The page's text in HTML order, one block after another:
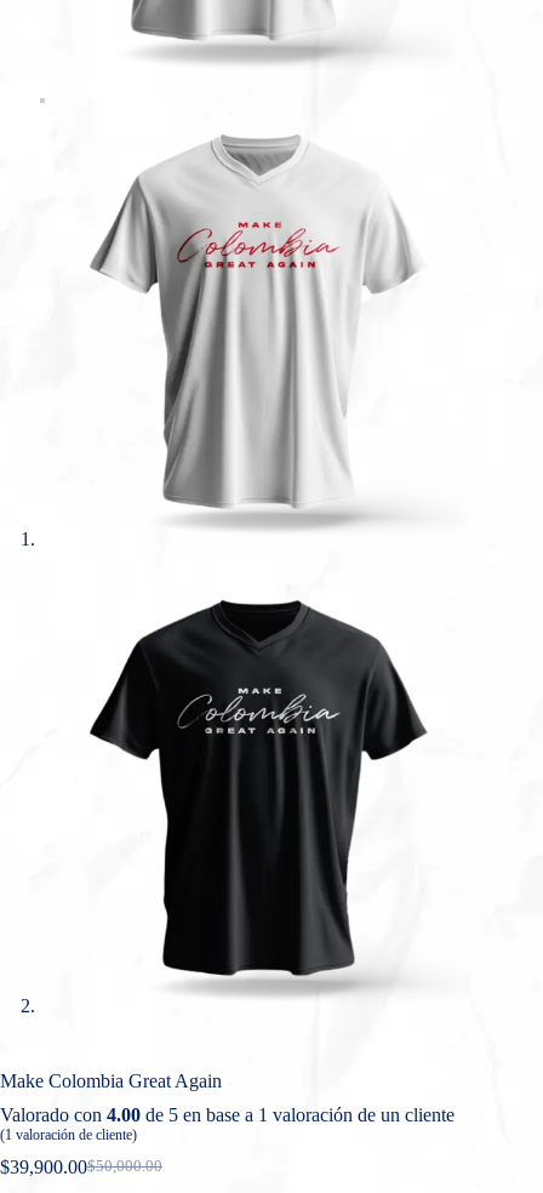
Make Colombia Great Again
Valorado con 4.00 de 5 en base a 1 valoración de un cliente
(1 valoración de cliente)
$50,000.00
El
$39,900.00El